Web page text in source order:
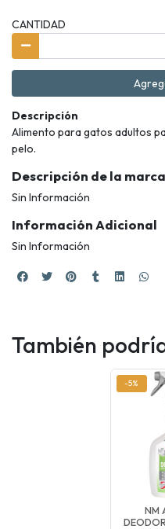
CANTIDAD
Descripción
Alimento para gatos adultos
pelo.
Descripción de la
Sin Información
Información Adicional
Sin Información
También
-5%
NM